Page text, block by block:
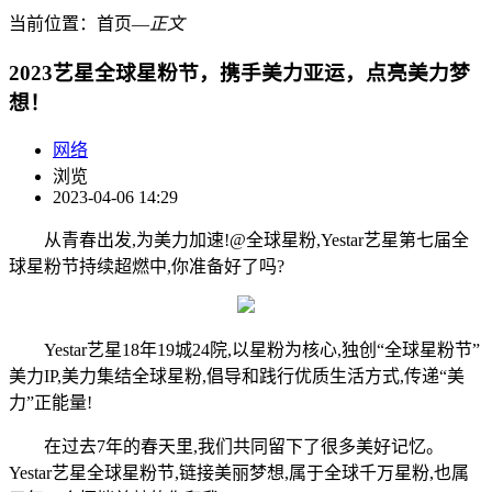
当前位置： 首页―正文
2023艺星全球星粉节，携手美力亚运，点亮美力梦
想！
网络
浏览
2023-04-06 14:29
从青春出发,为美力加速!@全球星粉,Yestar艺星第七届全
球星粉节持续超燃中,你准备好了吗?
Yestar艺星18年19城24院,以星粉为核心,独创“全球星粉节”
美力IP,美力集结全球星粉,倡导和践行优质生活方式,传递“美
力”正能量!
在过去7年的春天里,我们共同留下了很多美好记忆。
Yestar艺星全球星粉节,链接美丽梦想,属于全球千万星粉,也属